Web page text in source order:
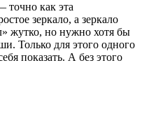
точно как эта
зеркало, а зеркало
жутко, но нужно хотя бы
Только для этого одного
показать. А без этого